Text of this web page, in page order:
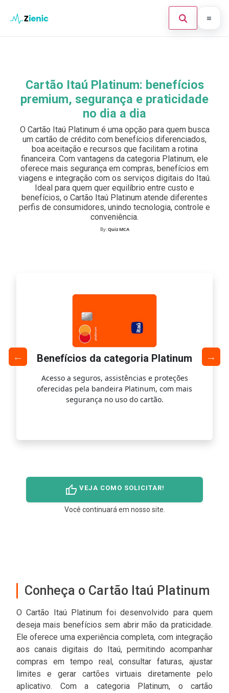
Abrir
Investimento
Legal
Buscar:
Pulsa Enter para buscar o ESC para cerrar.
Cartão Itaú Platinum: benefícios
premium, segurança e praticidade
no dia a dia
O Cartão Itaú Platinum é uma opção para quem busca
um cartão de crédito com benefícios diferenciados,
boa aceitação e recursos que facilitam a rotina
financeira. Com vantagens da categoria Platinum, ele
oferece mais segurança em compras, benefícios em
viagens e integração com os serviços digitais do Itaú.
Ideal para quem quer equilíbrio entre custo e
benefícios, o Cartão Itaú Platinum atende diferentes
perfis de consumidores, unindo tecnologia, controle e
conveniência.
By:Quiz MCA
Benefícios da categoria Platinum
Acesso a seguros, assistências e proteções
oferecidas pela bandeira Platinum, com mais
segurança no uso do cartão.
thumb_up VEJA COMO SOLICITAR!
Você continuará em nosso site.
Conheça o Cartão Itaú Platinum
O Cartão Itaú Platinum foi desenvolvido para quem
deseja mais benefícios sem abrir mão da praticidade.
Ele oferece uma experiência completa, com integração
aos canais digitais do Itaú, permitindo acompanhar
compras em tempo real, consultar faturas, ajustar
limites e gerar cartões virtuais diretamente pelo
aplicativo. Com a categoria Platinum, o cartão